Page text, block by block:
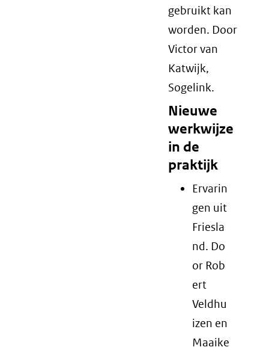
gebruikt kan
worden. Door
Victor van
Katwijk,
Sogelink.
Nieuwe
werkwijze
in de
praktijk
Ervarin
gen uit
Friesla
nd. Do
or Rob
ert
Veldhu
izen en
Maaike